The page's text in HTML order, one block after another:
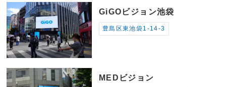
GiGOビジョン池袋
豊島区東池袋1-14-3
MEDビジョン